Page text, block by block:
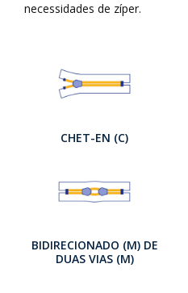
necessidades de zíper.
CHET-EN (C)
BIDIRECIONADO (M) DE
DUAS VIAS (M)